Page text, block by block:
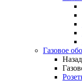
Газовое
Назад